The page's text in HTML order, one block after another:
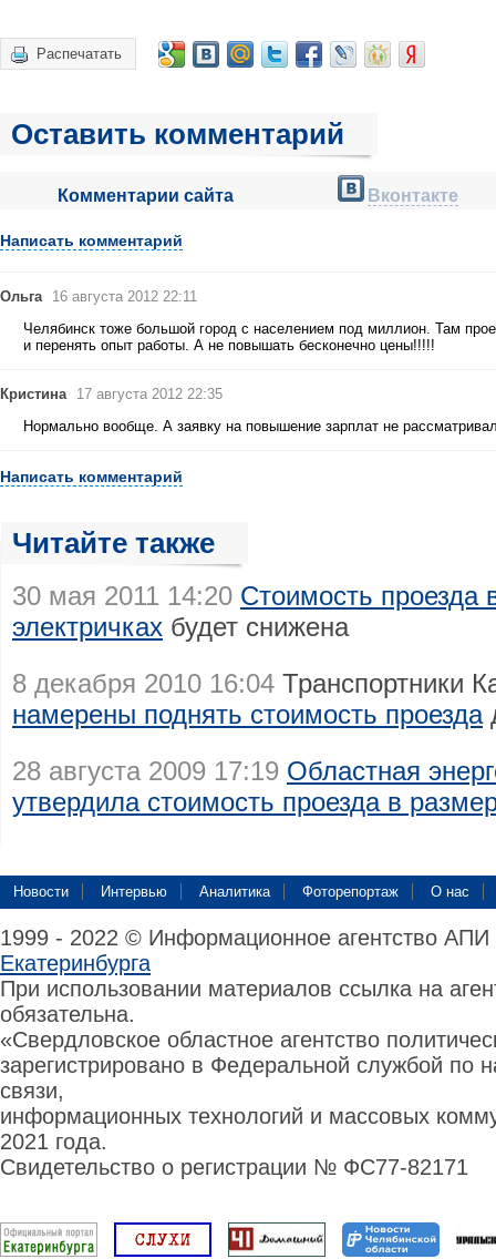
Распечатать
Оставить комментарий
Комментарии сайта Вконтакте
Написать комментарий
Ольга
16 августа 2012 22:11
Челябинск тоже большой город с населением под миллион. Там
и перенять опыт работы. А не повышать бесконечно цены!!!!!
Кристина
17 августа 2012 22:35
Нормально вообще. А заявку на повышение зарплат не
Написать комментарий
Читайте также
30 мая 2011 14:20 Стоимость проезда
электричках будет снижена
8 декабря 2010 16:04 Транспортники
намерены поднять стоимость проезда
28 августа 2009 17:19 Областная
утвердила стоимость проезда в
Новости Интервью Аналитика Фоторепортаж О нас
1999 - 2022 © Информационное агентство
Екатеринбурга
При использовании материалов ссылка на
обязательна.
«Свердловское областное агентство
зарегистрировано в Федеральной службой по
связи,
информационных технологий и массовых
2021 года.
Свидетельство о регистрации № ФС77-82171